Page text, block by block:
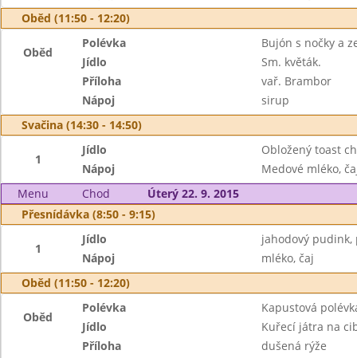
Oběd (11:50 - 12:20)
Oběd
Polévka
Bujón s nočky a
Jídlo
Sm. květák.
Příloha
vař. Brambor
Nápoj
sirup
Svačina (14:30 - 14:50)
1
Jídlo
Obložený toast
Nápoj
Medové mléko,
Menu
Chod
Úterý 22. 9. 2015
Přesnídávka (8:50 - 9:15)
1
Jídlo
jahodový pudink,
Nápoj
mléko, čaj
Oběd (11:50 - 12:20)
Oběd
Polévka
Kapustová
Jídlo
Kuřecí játra na
Příloha
dušená rýže